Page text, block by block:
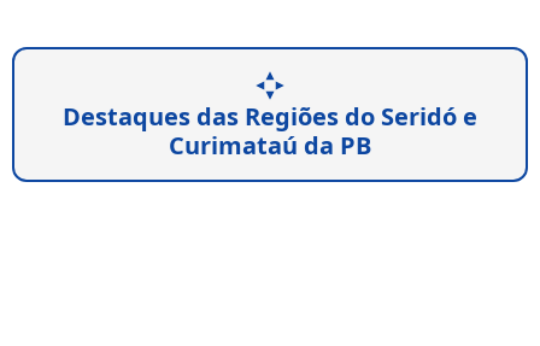
Destaques das Regiões do Seridó e
Curimataú da PB